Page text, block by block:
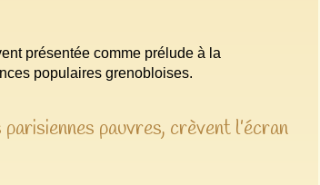
présentée comme prélude à la
populaires grenobloises.
pauvres, crèvent l’écran